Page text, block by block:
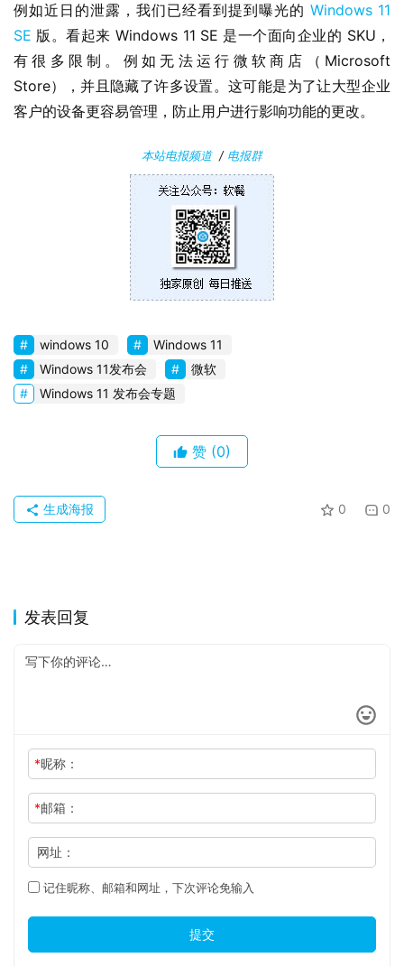
例如近日的泄露，我们已经看到提到曝光的 Windows 11
SE 版。看起来 Windows 11 SE 是一个面向企业的 SKU，
有很多限制。例如无法运行微软商店（Microsoft
Store），并且隐藏了许多设置。这可能是为了让大型企业
客户的设备更容易管理，防止用户进行影响功能的更改。
本站电报频道/ 电报群
windows 10
Windows 11
Windows 11发布会
微软
Windows 11 发布会专题
赞 (0)
0 0
生成海报
发表回复
*昵称：
*邮箱：
网址：
记住昵称、邮箱和网址，下次评论免输入
提交